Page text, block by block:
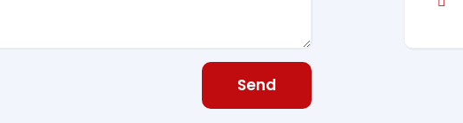
Send